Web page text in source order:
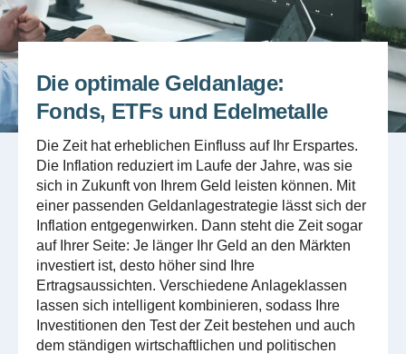
Die optimale Geldanlage:
Fonds, ETFs und Edelmetalle
Die Zeit hat erheblichen Einfluss auf Ihr Erspartes.
Die Inflation reduziert im Laufe der Jahre, was sie
sich in Zukunft von Ihrem Geld leisten können. Mit
einer passenden Geldanlagestrategie lässt sich der
Inflation entgegenwirken. Dann steht die Zeit sogar
auf Ihrer Seite: Je länger Ihr Geld an den Märkten
investiert ist, desto höher sind Ihre
Ertragsaussichten. Verschiedene Anlageklassen
lassen sich intelligent kombinieren, sodass Ihre
Investitionen den Test der Zeit bestehen und auch
dem ständigen wirtschaftlichen und politischen